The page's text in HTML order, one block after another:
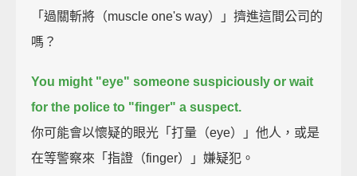
「過關斬將（muscle one's way）」擠進這間公司的
嗎？
You might "eye" someone suspiciously or wait
for the police to "finger" a suspect.
你可能會以懷疑的眼光「打量（eye）」他人，或是
在等警察來「指證（finger）」嫌疑犯。